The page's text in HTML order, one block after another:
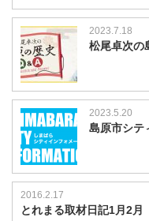
2023.7.18
松尾卓次
2023.5.20
島原市シテ
2016.2.17
とれまる取材日記1月2月